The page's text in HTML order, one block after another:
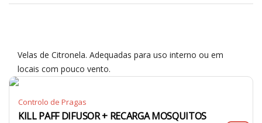
Velas de Citronela. Adequadas para uso interno ou em
locais com pouco vento.
Controlo de Pragas
KILL PAFF DIFUSOR + RECARGA MOSQUITOS